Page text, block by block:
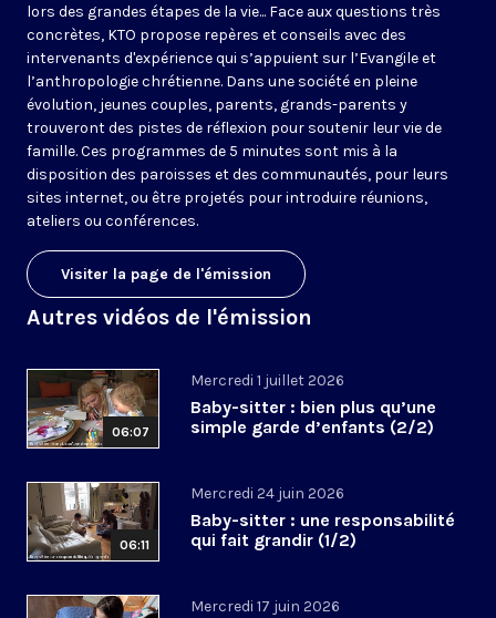
lors des grandes étapes de la vie... Face aux questions très
concrètes, KTO propose repères et conseils avec des
intervenants d'expérience qui s’appuient sur l’Evangile et
l’anthropologie chrétienne. Dans une société en pleine
évolution, jeunes couples, parents, grands-parents y
trouveront des pistes de réflexion pour soutenir leur vie de
famille. Ces programmes de 5 minutes sont mis à la
disposition des paroisses et des communautés, pour leurs
sites internet, ou être projetés pour introduire réunions,
ateliers ou conférences.
Visiter la page de l'émission
Autres vidéos de l'émission
06:07
Mercredi 1 juillet 2026
Baby-sitter : bien plus qu’une
simple garde d’enfants (2/2)
06:11
Mercredi 24 juin 2026
Baby-sitter : une responsabilité
qui fait grandir (1/2)
Mercredi 17 juin 2026